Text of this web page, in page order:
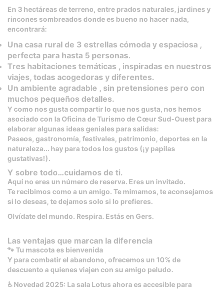
En 3 hectáreas de terreno, entre prados naturales, jardines y
rincones sombreados donde es bueno no hacer nada,
encontrará:
Una casa rural de 3 estrellas cómoda y espaciosa ,
perfecta para hasta 5 personas.
Tres habitaciones temáticas , inspiradas en nuestros
viajes, todas acogedoras y diferentes.
Un ambiente agradable , sin pretensiones pero con
muchos pequeños detalles.
Y como nos gusta compartir lo que nos gusta, nos hemos
asociado con la Oficina de Turismo de Cœur Sud-Ouest para
elaborar algunas ideas geniales para salidas:
Paseos, gastronomía, festivales, patrimonio, deportes en la
naturaleza... hay para todos los gustos (¡y papilas
gustativas!).
Y sobre todo…cuidamos de ti.
Aquí no eres un número de reserva. Eres un invitado.
Te recibimos como a un amigo. Te mimamos, te aconsejamos
si lo deseas, te dejamos solo si lo prefieres.
Olvídate del mundo. Respira. Estás en Gers.
Las ventajas que marcan la diferencia
🐾 Tu mascota es bienvenida
Y para combatir el abandono, ofrecemos un 10% de
descuento a quienes viajen con su amigo peludo.
♿ Novedad 2025: La sala Lotus ahora es accesible para